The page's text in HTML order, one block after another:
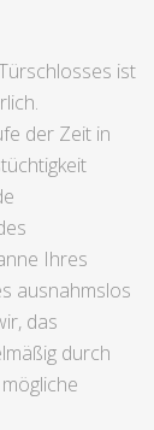
ist
der Zeit in
Ihres
ausnahmslos
das
durch